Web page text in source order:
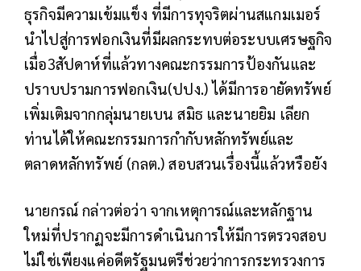
ธุรกิจมีความเข้มแข็ง ที่มีการทุจริตผ่านสแกมเมอร์
นำไปสู่การฟอกเงินที่มีผลกระทบต่อระบบเศรษฐกิจ
เมื่อ3สัปดาห์ที่แล้วทางคณะกรรมการป้องกันและ
ปราบปรามการฟอกเงิน(ปปง.) ได้มีการอายัดทรัพย์
เพิ่มเติมจากกลุ่มนายเบน สมิธ และนายยิม เลียก
ท่านได้ให้คณะกรรมการกำกับหลักทรัพย์และ
ตลาดหลักทรัพย์ (กลต.) สอบสวนเรื่องนี้แล้วหรือยัง
นายกรณ์ กล่าวต่อว่า จากเหตุการณ์และหลักฐาน
ใหม่ที่ปรากฏจะมีการดำเนินการให้มีการตรวจสอบ
ไม่ใช่เพียงแค่อดีตรัฐมนตรีช่วยว่าการกระทรวงการ